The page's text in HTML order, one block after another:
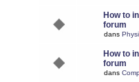
How to
forum
dans
How to
forum
dans